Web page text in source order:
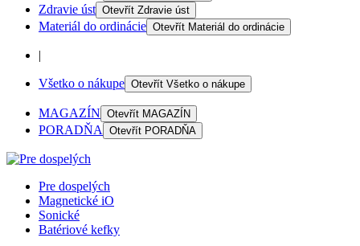
Zdravie úst Otevřít Zdravie úst
Materiál do ordinácie Otevřít Materiál do ordinácie
|
Všetko o nákupe Otevřít Všetko o nákupe
MAGAZÍN Otevřít MAGAZÍN
PORADŇA Otevřít PORADŇA
Pre dospelých
Magnetické iO
Sonické
Batériové kefky